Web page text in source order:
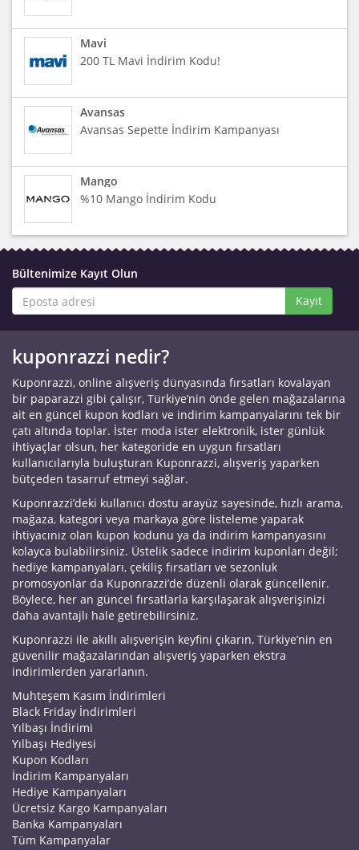
Mavi
200 TL Mavi İndirim Kodu!
Avansas
Avansas Sepette İndirim Kampanyası
Mango
%10 Mango İndirim Kodu
Bültenimize Kayıt Olun
Kayıt
kuponrazzi nedir?
Kuponrazzi, online alışveriş dünyasında fırsatları kovalayan
bir paparazzi gibi çalışır, Türkiye’nin önde gelen mağazalarına
ait en güncel kupon kodları ve indirim kampanyalarını tek bir
çatı altında toplar. İster moda ister elektronik, ister günlük
ihtiyaçlar olsun, her kategoride en uygun fırsatları
kullanıcılarıyla buluşturan Kuponrazzi, alışveriş yaparken
bütçeden tasarruf etmeyi sağlar.
Kuponrazzi’deki kullanıcı dostu arayüz sayesinde, hızlı arama,
mağaza, kategori veya markaya göre listeleme yaparak
ihtiyacınız olan kupon kodunu ya da indirim kampanyasını
kolayca bulabilirsiniz. Üstelik sadece indirim kuponları değil;
hediye kampanyaları, çekiliş fırsatları ve sezonluk
promosyonlar da Kuponrazzi’de düzenli olarak güncellenir.
Böylece, her an güncel fırsatlarla karşılaşarak alışverişinizi
daha avantajlı hale getirebilirsiniz.
Kuponrazzi ile akıllı alışverişin keyfini çıkarın, Türkiye’nin en
güvenilir mağazalarından alışveriş yaparken ekstra
indirimlerden yararlanın.
Muhteşem Kasım İndirimleri
Black Friday İndirimleri
Yılbaşı İndirimi
Yılbaşı Hediyesi
Kupon Kodları
İndirim Kampanyaları
Hediye Kampanyaları
Ücretsiz Kargo Kampanyaları
Banka Kampanyaları
Tüm Kampanyalar